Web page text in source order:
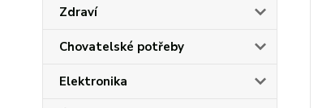
Zdraví
Chovatelské potřeby
Elektronika